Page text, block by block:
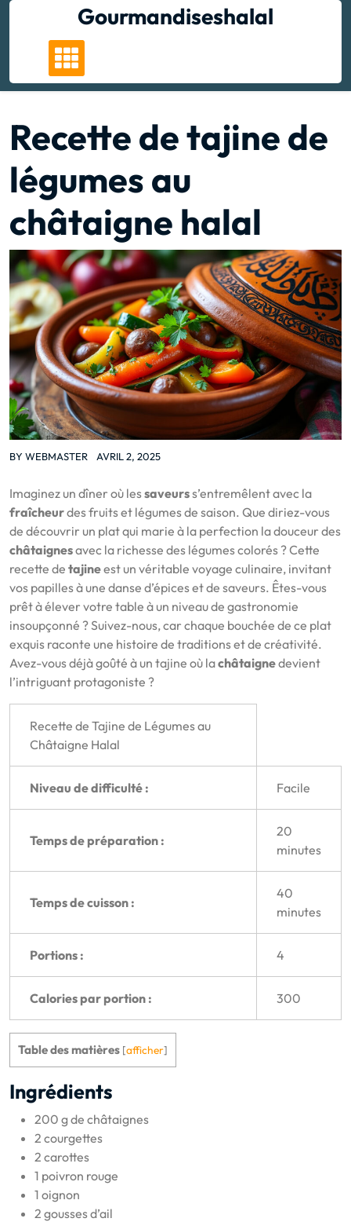
Gourmandiseshalal
Recette de tajine de
légumes au
châtaigne halal
BY WEBMASTER AVRIL 2, 2025
Imaginez un dîner où lessaveurss’entremêlent avec la
fraîcheurdes fruits et légumes de saison. Que diriez-vous
de découvrir un plat qui marie à la perfection la douceur des
châtaignesavec la richesse des légumes colorés ? Cette
recette de tajineest un véritable voyage culinaire, invitant
vos papilles à une danse d’épices et de saveurs. Êtes-vous
prêt à élever votre table à un niveau de gastronomie
insoupçonné ? Suivez-nous, car chaque bouchée de ce plat
exquis raconte une histoire de traditions et de créativité.
Avez-vous déjà goûté à un tajine où lachâtaignedevient
l’intriguant protagoniste ?
Recette de Tajine de Légumes au
Châtaigne Halal
Niveau de difficulté : Facile
Temps de préparation :
20
minutes
Temps de cuisson :
40
minutes
Portions : 4
Calories par portion : 300
Table des matières [afficher]
Ingrédients
200 g de châtaignes
2 courgettes
2 carottes
1 poivron rouge
1 oignon
2 gousses d’ail